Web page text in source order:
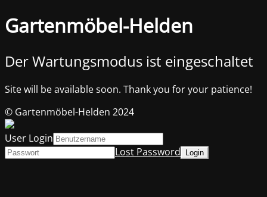
Gartenmöbel-Helden
Der Wartungsmodus ist eingeschaltet
Site will be available soon. Thank you for your patience!
© Gartenmöbel-Helden 2024
User Login
Lost Password